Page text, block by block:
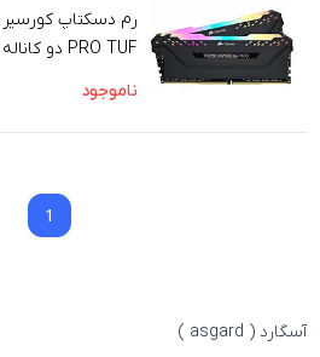
ناموجود
11
آسگارد ( asgard )